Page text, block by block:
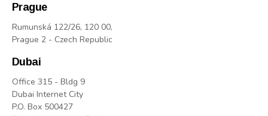
Prague
Rumunská 122/26, 120 00,
Prague 2 - Czech Republic
Dubai
Office 315 - Bldg 9
Dubai Internet City
P.O. Box 500427